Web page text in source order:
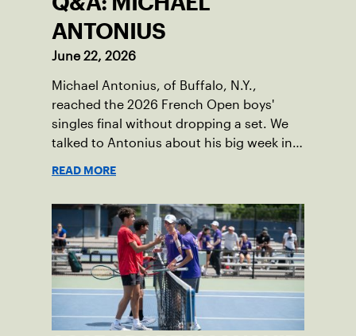
ANTONIUS
June 22, 2026
Michael Antonius, of Buffalo, N.Y.,
reached the 2026 French Open boys'
singles final without dropping a set. We
talked to Antonius about his big week in
READ MORE